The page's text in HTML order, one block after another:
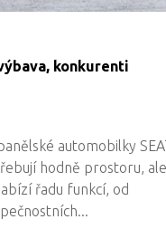
konkurenti
automobilky
hodně prostoru, ale
řadu funkcí, od